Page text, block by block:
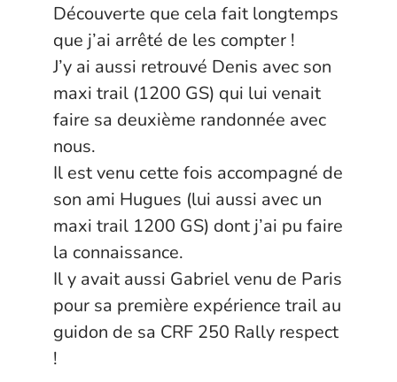
Découverte que cela fait longtemps
que j’ai arrêté de les compter !
J’y ai aussi retrouvé Denis avec son
maxi trail (1200 GS) qui lui venait
faire sa deuxième randonnée avec
nous.
Il est venu cette fois accompagné de
son ami Hugues (lui aussi avec un
maxi trail 1200 GS) dont j’ai pu faire
la connaissance.
Il y avait aussi Gabriel venu de Paris
pour sa première expérience trail au
guidon de sa CRF 250 Rally respect
!